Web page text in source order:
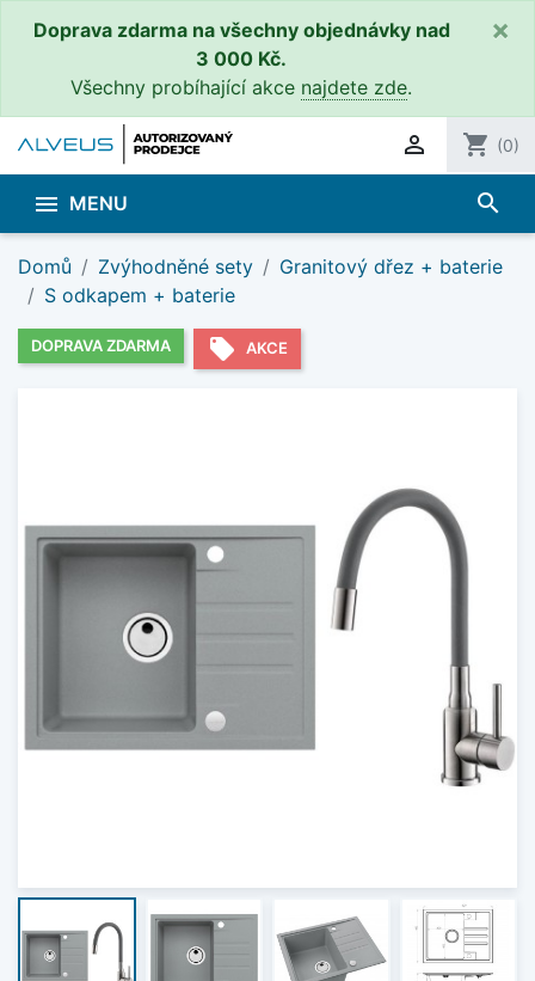
Doprava zdarma na všechny objednávky nad
3 000 Kč.
Všechny probíhající akce najdete zde.
×
 shopping_cart (0)
 MENU search
Domů Zvýhodněné sety
Granitový dřez + baterie
S odkapem + baterie
DOPRAVA ZDARMA local_offer AKCE